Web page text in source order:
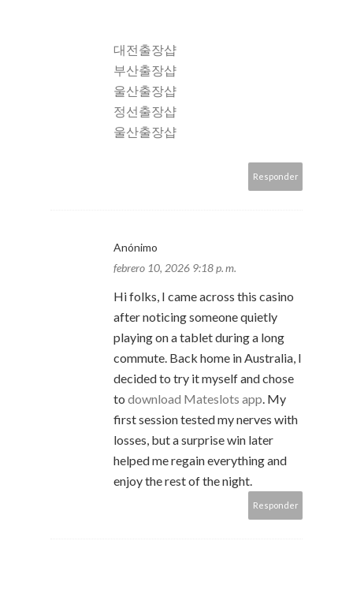
대전출장샵
부산출장샵
울산출장샵
정선출장샵
울산출장샵
Responder
Anónimo
febrero 10, 2026 9:18 p. m.
Hi folks, I came across this casino
after noticing someone quietly
playing on a tablet during a long
commute. Back home in Australia, I
decided to try it myself and chose
to download Mateslots app. My
first session tested my nerves with
losses, but a surprise win later
helped me regain everything and
enjoy the rest of the night.
Responder